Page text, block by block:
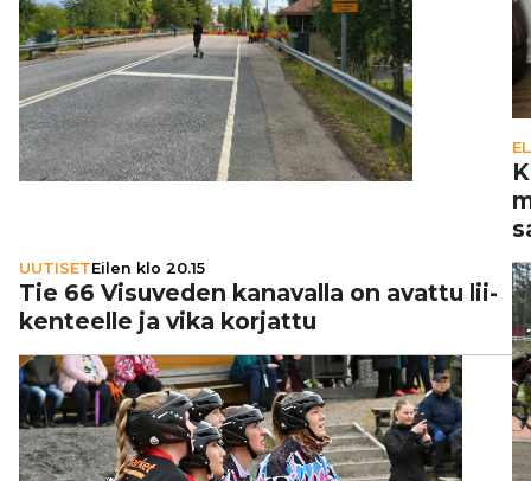
UUTISETEilen klo 20.15
Tie 66 Visuveden kanavalla on avattu lii­
ken­teelle ja vika korjattu